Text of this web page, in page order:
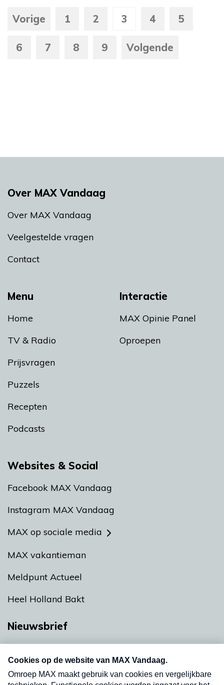
Vorige 1 2 3 4 5
6 7 8 9 Volgende
Menu
Home
TV & Radio
Prijsvragen
Puzzels
Recepten
Podcasts
Interactie
MAX Opinie Panel
Oproepen
Over MAX Vandaag
Over MAX Vandaag
Veelgestelde vragen
Contact
Websites & Social
Facebook MAX Vandaag
Instagram MAX Vandaag
MAX op sociale media
MAX vakantieman
Meldpunt Actueel
Heel Holland Bakt
Nieuwsbrief
nieuwsbrief. Elke vrijdag- en dinsdagochtend in
uw mailbox.